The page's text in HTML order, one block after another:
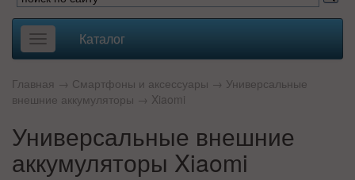
Toggle
navigation
Каталог
Главная → Смартфоны и аксессуары → Универсальные
внешние аккумуляторы → Xiaomi
Универсальные внешние
аккумуляторы Xiaomi